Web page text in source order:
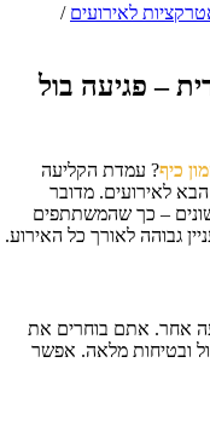
לאירועים/
פגיעה בול
? עמדת הקליעה
לאירועים. מדובר
– כך שהמשתתפים
גבוהה לאורך כל האירוע.
אתם בוחרים את
מלאה. אפשר